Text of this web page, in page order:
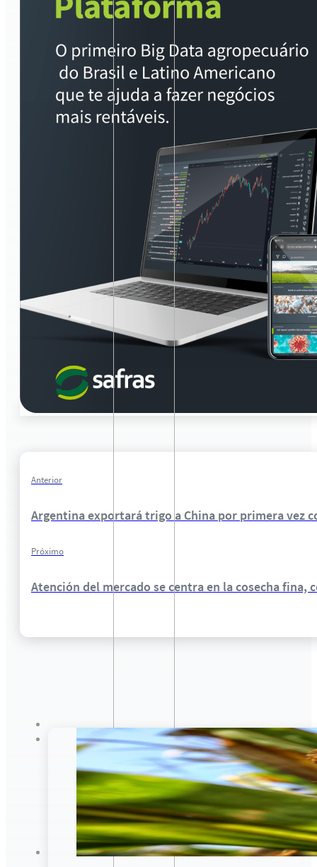
Anterior
Argentina exportará trigo a China por primera vez
Próximo
Atención del mercado se centra en la cosecha fina,